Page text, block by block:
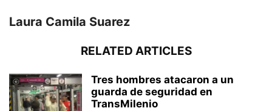
Laura Camila Suarez
RELATED ARTICLES
Tres hombres atacaron a un
guarda de seguridad en
TransMilenio